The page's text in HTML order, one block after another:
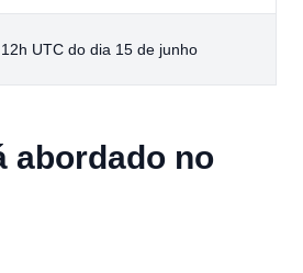
UTC do dia 15 de junho
abordado no